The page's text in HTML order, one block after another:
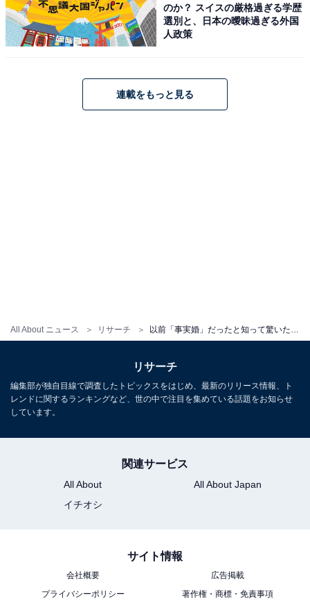
All About ニュース リサーチ
イクし、映画『ヘルタースケルター』では圧巻の演技力
を見せるなど、常に芸能界の第一線で強烈な存在感を放
ってきました。過去には電撃的な結婚・離婚でも大きな
を知らなかったという声も多く、今回のランキングでは
最も大きな驚きを集める結果となりました。
「入籍していると思っていた」(30代女性／兵庫県)
※回答者からのコメントは原文ママです
※記事内容は執筆時点のものです。最新の内容をご確認
のか？ スイスの厳格過ぎる学歴
選別と、日本の曖昧過ぎる外国
人政策
連載をもっと見る
リサーチ
編集部が独自目線で調査したトピックスをはじめ、最新のリリース情報、ト
レンドに関するランキングなど、世の中で注目を集めている話題をお知らせ
しています。
関連サービス
All About
All About Japan
イチオシ
サイト情報
会社概要
広告掲載
プライバシーポリシー
著作権・商標・免責事項